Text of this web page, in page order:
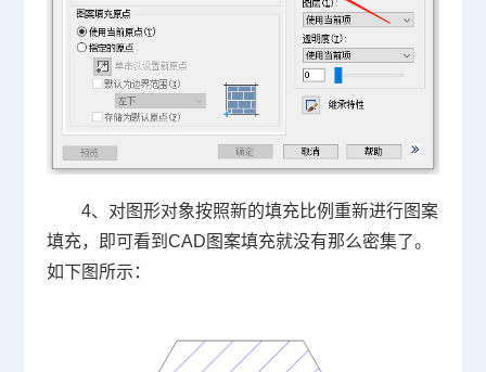
4、对图形对象按照新的填充比例重新进行图案
填充，即可看到CAD图案填充就没有那么密集了。
如下图所示：